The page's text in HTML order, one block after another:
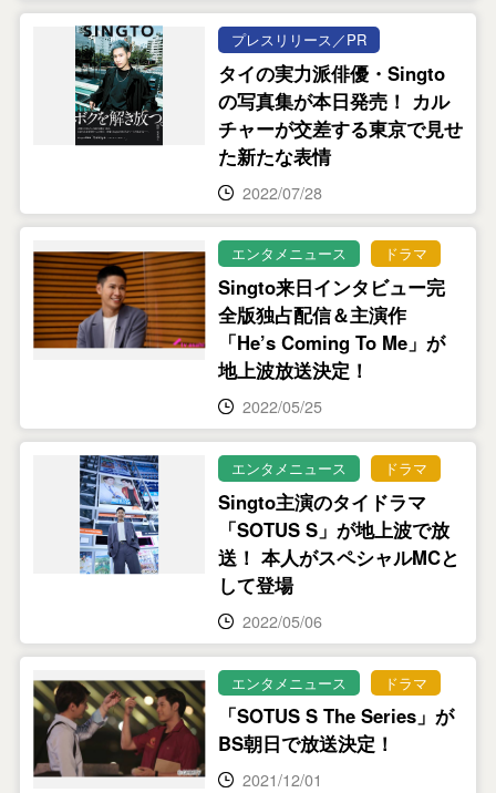
プレスリリース／PR
タイの実力派俳優・Singto
の写真集が本日発売！ カル
チャーが交差する東京で見せ
た新たな表情
2022/07/28
エンタメニュース ドラマ
Singto来日インタビュー完
全版独占配信＆主演作
「He’s Coming To Me」が
地上波放送決定！
2022/05/25
エンタメニュース ドラマ
Singto主演のタイドラマ
「SOTUS S」が地上波で放
送！ 本人がスペシャルMCと
して登場
2022/05/06
エンタメニュース ドラマ
「SOTUS S The Series」が
BS朝日で放送決定！
2021/12/01